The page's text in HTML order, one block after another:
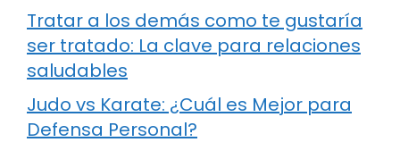
Tratar a los demás como te gustaría
ser tratado: La clave para relaciones
saludables
Judo vs Karate: ¿Cuál es Mejor para
Defensa Personal?